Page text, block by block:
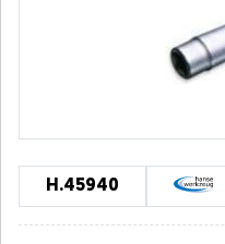
H.45940